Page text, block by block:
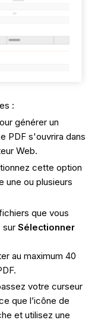
:
générer un
PDF s'ouvrira dans
Web.
cette option
une ou plusieurs
que vous
sur Sélectionner
au maximum 40
votre curseur
que l’icône de
et utilisez une